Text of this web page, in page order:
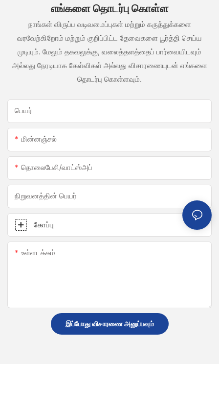
எங்களை தொடர்பு கொள்ள
நாங்கள் விருப்ப வடிவமைப்புகள் மற்றும் கருத்துக்களை
வரவேற்கிறோம் மற்றும் குறிப்பிட்ட தேவைகளை பூர்த்தி செய்ய
முடியும். மேலும் தகவலுக்கு, வலைத்தளத்தைப் பார்வையிடவும்
அல்லது நேரடியாக கேள்விகள் அல்லது விசாரணையுடன் எங்களை
தொடர்பு கொள்ளவும்.
பெயர்
மின்னஞ்சல்
தொலைபேசி/வாட்ஸ்அப்
நிறுவனத்தின் பெயர்
கோப்பு
உள்ளடக்கம்
இப்போது விசாரணை அனுப்பவும்